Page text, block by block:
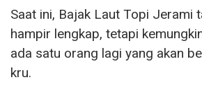
Saat ini, Bajak Laut Topi Jerami
hampir lengkap, tetapi
ada satu orang lagi yang akan
kru.